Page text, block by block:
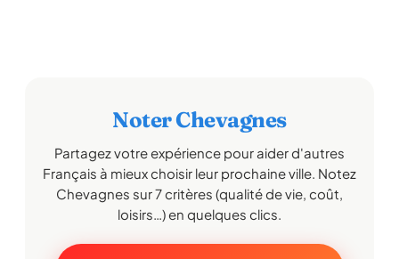
Noter Chevagnes
Partagez votre expérience pour aider d'autres
Français à mieux choisir leur prochaine ville. Notez
Chevagnes sur 7 critères (qualité de vie, coût,
loisirs…) en quelques clics.